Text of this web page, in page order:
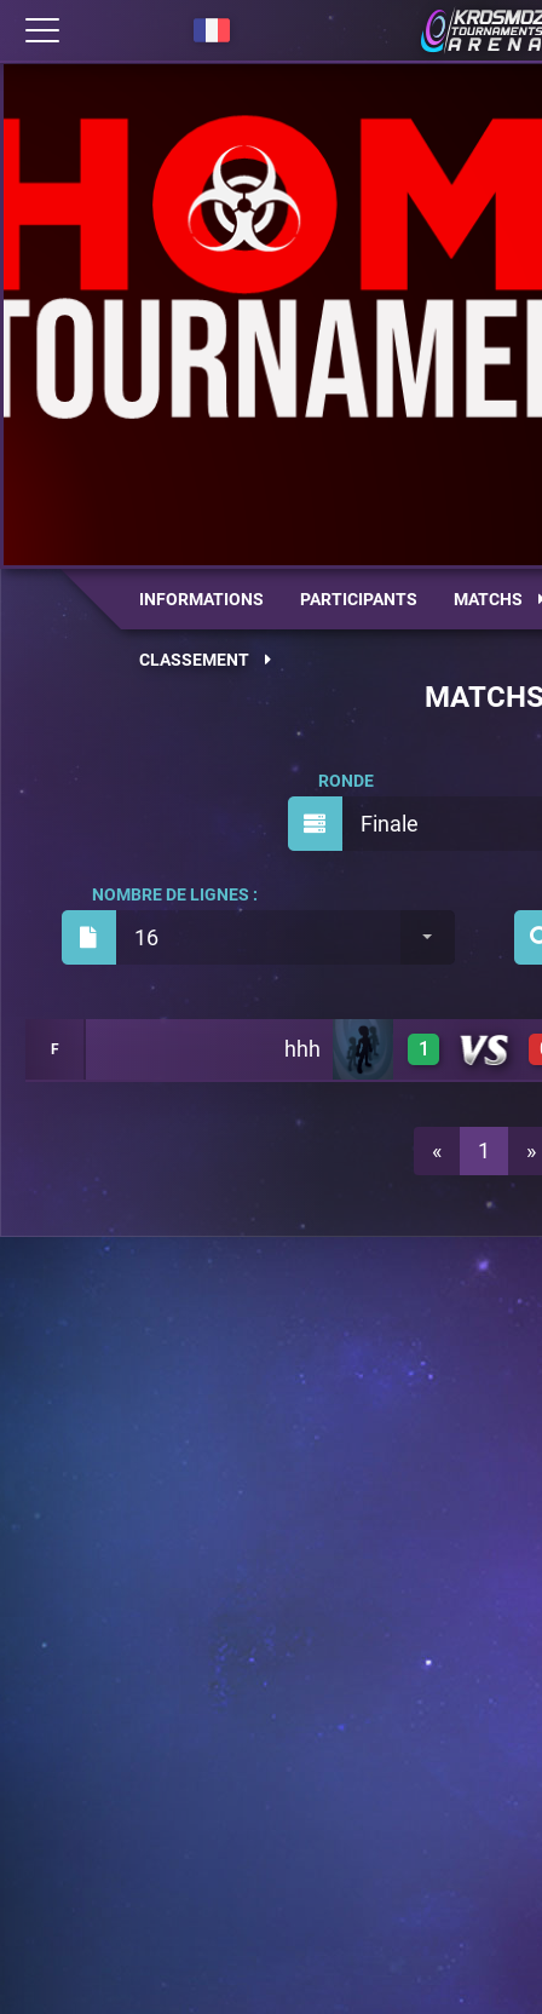
INFORMATIONS PARTICIPANTS MATCHS
CLASSEMENT
Finale
RONDE
16
NOMBRE DE LIGNES :
F hhh 1
A26
« 1 »